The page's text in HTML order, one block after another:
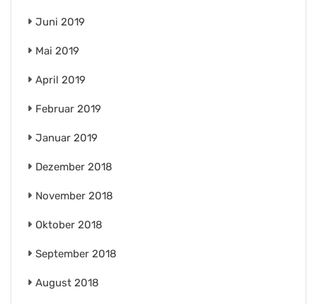
Juni 2019
Mai 2019
April 2019
Februar 2019
Januar 2019
Dezember 2018
November 2018
Oktober 2018
September 2018
August 2018